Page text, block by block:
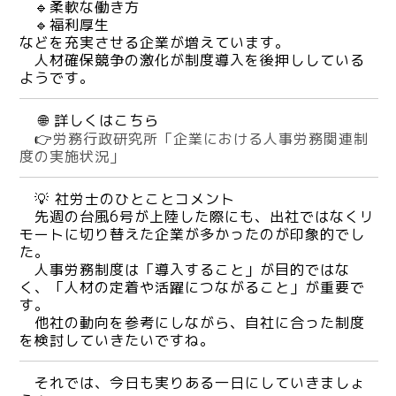
🔹柔軟な働き方
🔹福利厚生
などを充実させる企業が増えています。
人材確保競争の激化が制度導入を後押ししている
ようです。
🌐 詳しくはこちら
👉労務行政研究所「企業における人事労務関連制
度の実施状況」
💡 社労士のひとことコメント
先週の台風6号が上陸した際にも、出社ではなくリ
モートに切り替えた企業が多かったのが印象的でし
た。
人事労務制度は「導入すること」が目的ではな
く、「人材の定着や活躍につながること」が重要で
す。
他社の動向を参考にしながら、自社に合った制度
を検討していきたいですね。
それでは、今日も実りある一日にしていきましょ